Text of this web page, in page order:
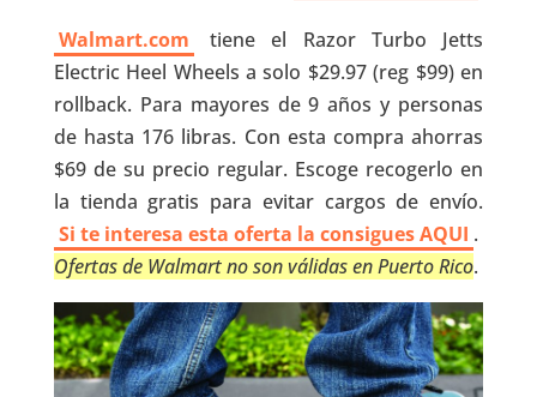
Walmart.com
tiene el Razor Turbo Jetts
Electric Heel Wheels a solo $29.97 (reg $99) en
rollback. Para mayores de 9 años y personas
de hasta 176 libras. Con esta compra ahorras
$69 de su precio regular. Escoge recogerlo en
la tienda gratis para evitar cargos de envío.
Si te interesa esta oferta la consigues AQUI .
Ofertas de Walmart no son válidas en Puerto Rico.